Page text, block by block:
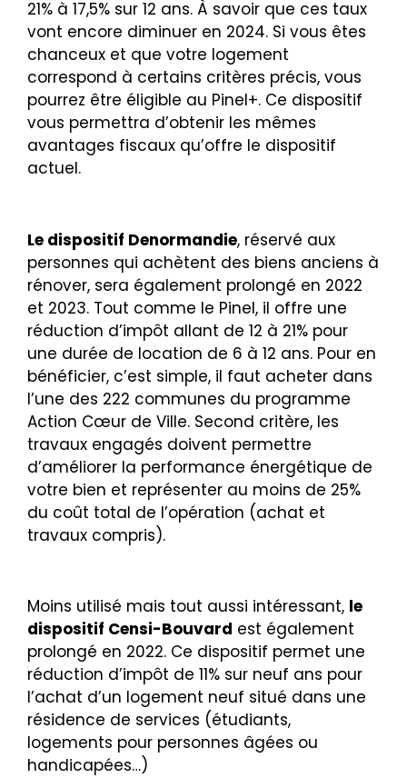
21% à 17,5% sur 12 ans. À savoir que ces taux
vont encore diminuer en 2024. Si vous êtes
chanceux et que votre logement
correspond à certains critères précis, vous
pourrez être éligible au Pinel+. Ce dispositif
vous permettra d’obtenir les mêmes
avantages fiscaux qu’offre le dispositif
actuel.
Le dispositif Denormandie, réservé aux
personnes qui achètent des biens anciens à
rénover, sera également prolongé en 2022
et 2023. Tout comme le Pinel, il offre une
réduction d’impôt allant de 12 à 21% pour
une durée de location de 6 à 12 ans. Pour en
bénéficier, c’est simple, il faut acheter dans
l’une des 222 communes du programme
Action Cœur de Ville. Second critère, les
travaux engagés doivent permettre
d’améliorer la performance énergétique de
votre bien et représenter au moins de 25%
du coût total de l’opération (achat et
travaux compris).
Moins utilisé mais tout aussi intéressant, le
dispositif Censi-Bouvard est également
prolongé en 2022. Ce dispositif permet une
réduction d’impôt de 11% sur neuf ans pour
l’achat d’un logement neuf situé dans une
résidence de services (étudiants,
logements pour personnes âgées ou
handicapées…)